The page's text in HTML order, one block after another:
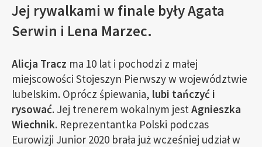
Jej rywalkami w finale były Agata
Serwin i Lena Marzec.
Alicja Tracz ma 10 lat i pochodzi z małej
miejscowości Stojeszyn Pierwszy w województwie
lubelskim. Oprócz śpiewania, lubi tańczyć i
rysować. Jej trenerem wokalnym jestAgnieszka
Wiechnik. Reprezentantka Polski podczas
Eurowizji Junior 2020 brała już wcześniej udział w